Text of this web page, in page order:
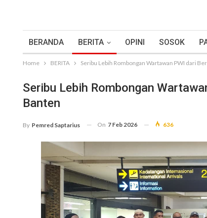
BERANDA BERITA OPINI SOSOK
Home BERITA Seribu Lebih Rombongan Wartawan PWI dari
Seribu Lebih Rombongan
Banten
By Pemred Saptarius On 7 Feb 2026 636